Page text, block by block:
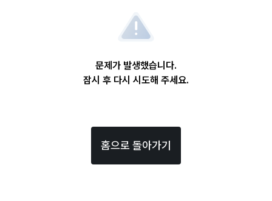
문제가 발생했습니다.
잠시 후 다시 시도해 주세요.
홈으로 돌아가기